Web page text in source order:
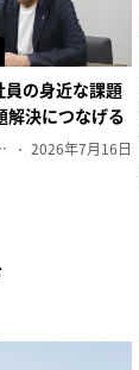
員の身近な課題
解決につなげる
編集長） 2026年7月16日